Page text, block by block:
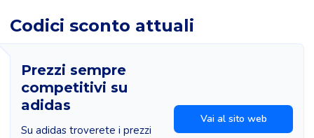
Codici sconto attuali
Prezzi sempre
competitivi su
adidas
Su adidas troverete i prezzi
Vai al sito web